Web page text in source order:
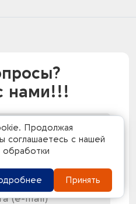
нами!!!
Продолжая
соглашаетесь с нашей
обработки
Принять